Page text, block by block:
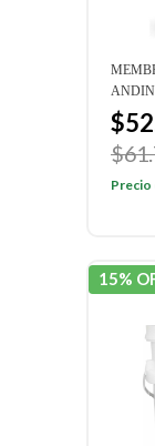
Precio
15%